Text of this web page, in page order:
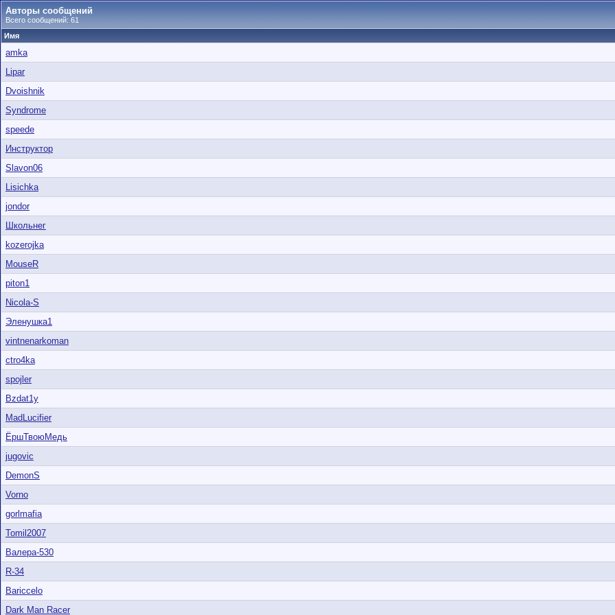
Авторы сообщений
Всего сообщений: 61
Имя
amka
Lipar
Dvoishnik
Syndrome
speede
Инструктор
Slavon06
Lisichka
jondor
Школьнег
kozerojka
MouseR
piton1
Nicola-S
Эленушка1
vintnenarkoman
ctro4ka
spojler
Bzdat1y
MadLucifier
ЁршТвоюМедь
jugovic
DemonS
Vorno
gorlmafia
Tomil2007
Валера-530
R-34
Bariccelo
Dark Man Racer